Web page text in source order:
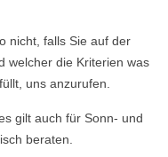
nicht, falls Sie auf der
welcher die Kriterien was
uns anzurufen.
gilt auch für Sonn- und
beraten.